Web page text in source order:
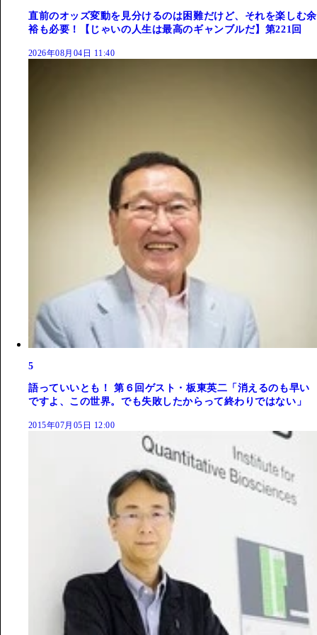
直前のオッズ変動を見分けるのは困難だけど、それを楽しむ余
裕も必要！【じゃいの人生は最高のギャンブルだ】第221回
2026年08月04日 11:40
5
語っていいとも！ 第６回ゲスト・板東英二「消えるのも早い
ですよ、この世界。でも失敗したからって終わりではない」
2015年07月05日 12:00